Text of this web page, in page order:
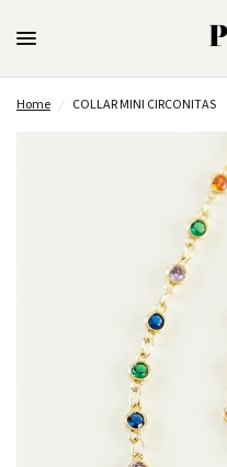
Home / COLLAR MINI CIRCONITAS